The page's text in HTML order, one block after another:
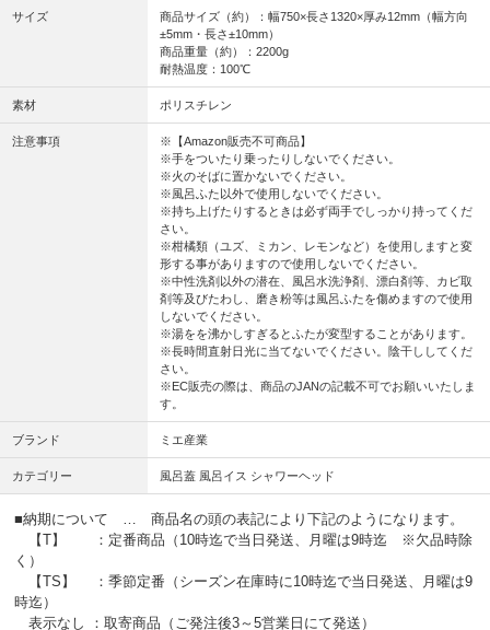
サイズ
商品サイズ（約）：幅750×長さ1320×厚み12mm（幅方向
±5mm・長さ±10mm）
商品重量（約）：2200g
耐熱温度：100℃
素材 ポリスチレン
注意事項
※【Amazon販売不可商品】
※手をついたり乗ったりしないでください。
※火のそばに置かないでください。
※風呂ふた以外で使用しないでください。
※持ち上げたりするときは必ず両手でしっかり持ってくだ
さい。
※柑橘類（ユズ、ミカン、レモンなど）を使用しますと変
形する事がありますので使用しないでください。
※中性洗剤以外の潜在、風呂水洗浄剤、漂白剤等、カビ取
剤等及びたわし、磨き粉等は風呂ふたを傷めますので使用
しないでください。
※湯をを沸かしすぎるとふたが変型することがあります。
※長時間直射日光に当てないでください。陰干ししてくだ
さい。
※EC販売の際は、商品のJANの記載不可でお願いいたしま
す。
ブランド ミエ産業
カテゴリー 風呂蓋 風呂イス シャワーヘッド
■納期について … 商品名の頭の表記により下記のようになります。
【T】 ：定番商品（10時迄で当日発送、月曜は9時迄 ※欠品時除
く）
【TS】 ：季節定番（シーズン在庫時に10時迄で当日発送、月曜は9
時迄）
表示なし ：取寄商品（ご発注後3～5営業日にて発送）